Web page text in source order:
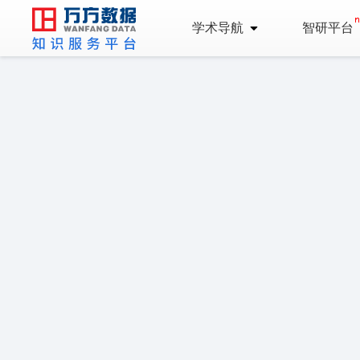
学术导航 智研平台